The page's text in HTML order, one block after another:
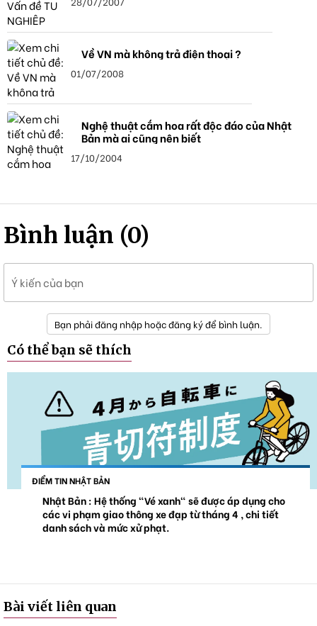
Về VN mà không trả điện thoại ?
01/07/2008
Nghệ thuật cắm hoa rất độc đáo của Nhật
Bản mà ai cũng nên biết
17/10/2004
Bình luận (0)
Ý kiến của bạn
Bạn phải đăng nhập hoặc đăng ký để bình luận.
Có thể bạn sẽ thích
ĐIỂM TIN NHẬT BẢN
Nhật Bản : Hệ thống "Vé xanh" sẽ được áp dụng cho
các vi phạm giao thông xe đạp từ tháng 4 , chi tiết
danh sách và mức xử phạt.
Bài viết liên quan